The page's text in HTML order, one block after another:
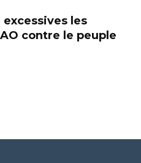
les
contre le peuple